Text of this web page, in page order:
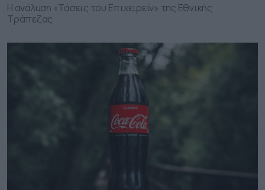
Η ανάλυση «Τάσεις του Επιχειρείν» της Εθνικής
Τράπεζας